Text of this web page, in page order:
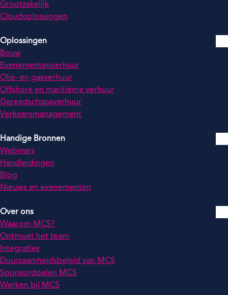
Grootzakelijk
Cloudoplossingen
Oplossingen
Bouw
Evenementenverhuur
Olie- en gasverhuur
Offshore en maritieme verhuur
Gereedschapsverhuur
Verkeersmanagement
Handige Bronnen
Webinars
Handleidingen
Blog
Nieuws en evenementen
Over ons
Waarom MCS?
Ontmoet het team
Integraties
Duurzaamheidsbeleid van MCS
Sponsordoelen MCS
Werken bij MCS